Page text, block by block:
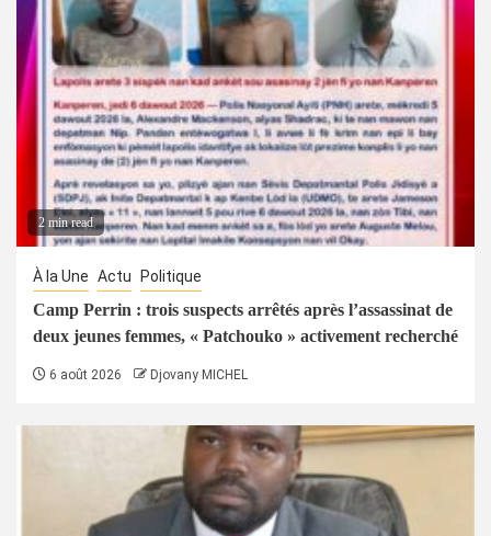
2 min read
À la Une Actu Politique
Camp Perrin : trois suspects arrêtés après l’assassinat de
deux jeunes femmes, « Patchouko » activement recherché
6 août 2026 Djovany MICHEL